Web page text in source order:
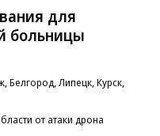
для
больницы
Белгород, Липецк, Курск,
от атаки дрона